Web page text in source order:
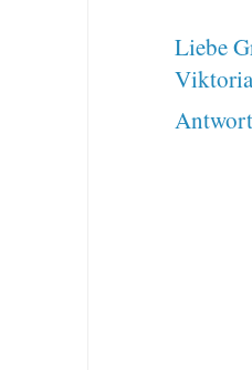
Liebe
Viktoria